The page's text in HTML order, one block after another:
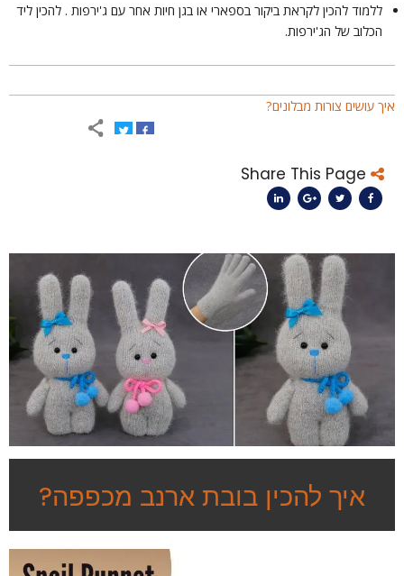
ללמוד להכין לקראת ביקור בספארי או בגן חיות אחר עם ג'ירפות . להכין ליד
הכלוב של הג'ירפות.
עושים צורות מבלונים?
Share This Page
איך להכין בובת ארנב מכפפה?